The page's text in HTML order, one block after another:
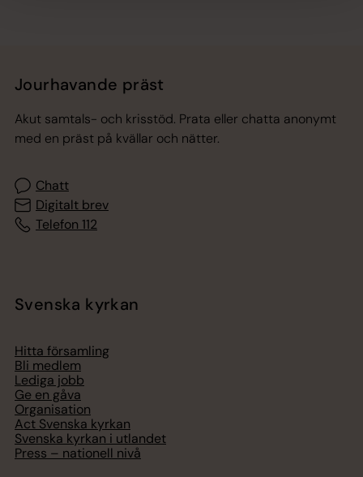
Jourhavande präst
Akut samtals- och krisstöd. Prata eller chatta anonymt
med en präst på kvällar och nätter.
Chatt
Digitalt brev
Telefon 112
Svenska kyrkan
Hitta församling
Bli medlem
Lediga jobb
Ge en gåva
Organisation
Act Svenska kyrkan
Svenska kyrkan i utlandet
Press – nationell nivå